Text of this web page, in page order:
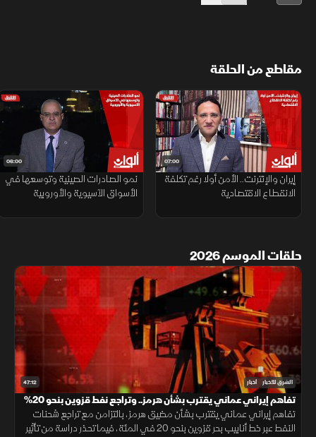
مقاطع من الحلقة
07:00
إيران والإنترنت.. الأمن أولا رغم تكلفة
الانقطاع الاقتصادية
06:00
نمو الصادرات الصينية وتوسعها في
الأسواق الآسيوية والأوروبية
حلقات الموسم 2026
47:12 الشرق للأخبار أخبار
تفاهم إيراني عماني يقترب بشأن هرمز.. وتراجع نفط قزوين بنحو 20%
تفاهم إيراني عماني يقترب بشأن مضيق هرمز، بالتزامن مع تراجع شحنات
النفط عبر خط أنابيب بحر قزوين بنحو 20 في المئة، فيما تحذر دراسة من تأثير